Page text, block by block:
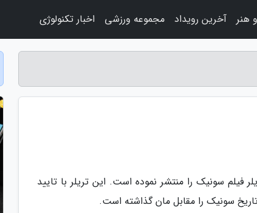
فیلم سونیک را منتشر نموده است. این تریلر با تایید
سونیک را مقابل مان گذاشته است.
هنر آخرین رویداد مجموعه ورزشی اخبار تکنولوژی